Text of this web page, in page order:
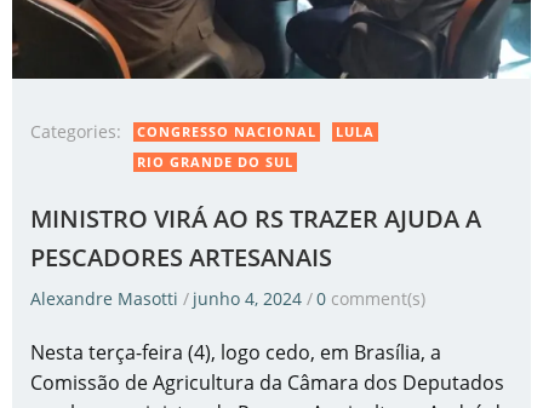
Categories: CONGRESSO NACIONAL
LULA
RIO GRANDE DO SUL
MINISTRO VIRÁ AO RS TRAZER AJUDA A
PESCADORES ARTESANAIS
Alexandre Masotti / junho 4, 2024 /0 comment(s)
Nesta terça-feira (4), logo cedo, em Brasília, a
Comissão de Agricultura da Câmara dos Deputados